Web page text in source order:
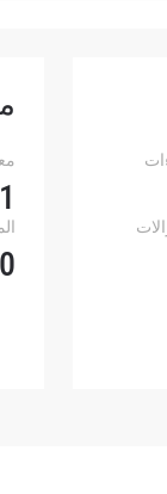
0س : 58د : 18ث